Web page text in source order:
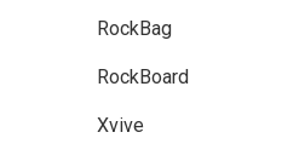
RockBag
RockBoard
Xvive